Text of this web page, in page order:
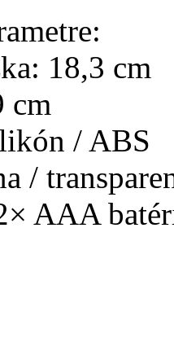
18,3 cm
cm
/ ABS
/
AAA